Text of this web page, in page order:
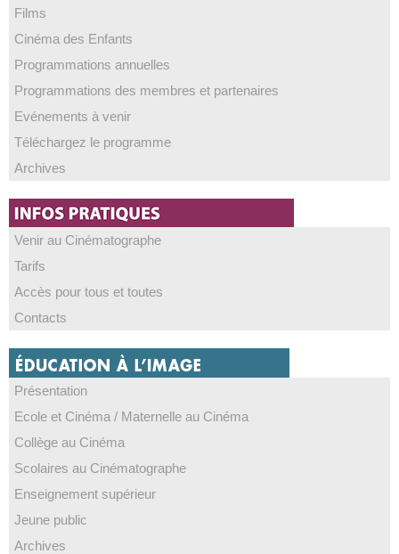
Films
Cinéma des Enfants
Programmations annuelles
Programmations des membres et partenaires
Evénements à venir
Téléchargez le programme
Archives
Venir au Cinématographe
Tarifs
Accès pour tous et toutes
Contacts
Présentation
Ecole et Cinéma / Maternelle au Cinéma
Collège au Cinéma
Scolaires au Cinématographe
Enseignement supérieur
Jeune public
Archives